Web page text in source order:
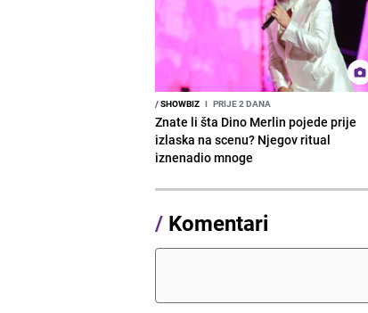
/SHOWBIZ I PRIJE 2 DANA
Znate li šta Dino Merlin pojede prije
izlaska na scenu? Njegov ritual
iznenadio mnoge
/ Komentari